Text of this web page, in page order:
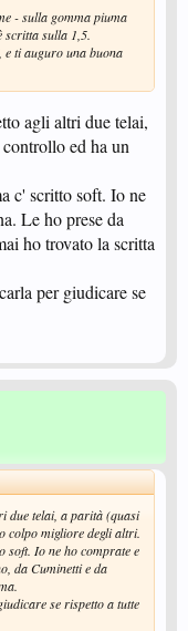
- sulla gomma piuma
scritta sulla 1,5.
ti auguro una buona
agli altri due telai,
ed ha un
c' scritto soft. Io ne
Le ho prese da
ho trovato la scritta
per giudicare se
due telai, a parità (quasi
colpo migliore degli altri.
soft. Io ne ho comprate e
da Cuminetti e da
se rispetto a tutte